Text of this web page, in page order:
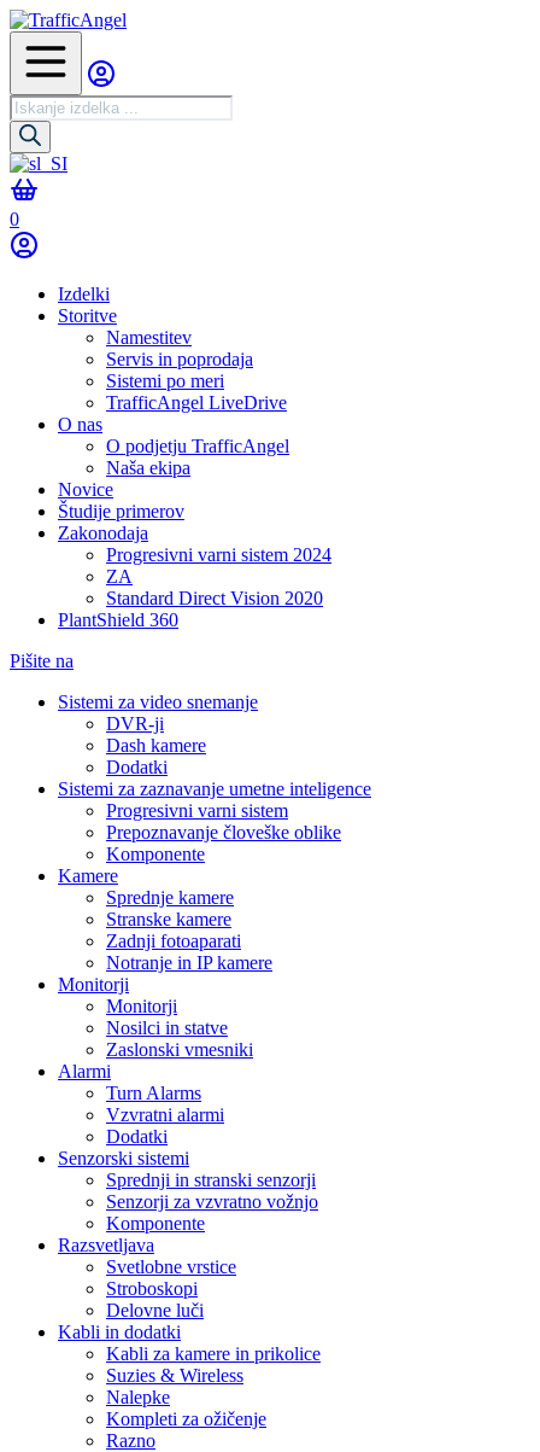
Iskanje
izdelkov
0
Izdelki
Storitve
Namestitev
Servis in poprodaja
Sistemi po meri
TrafficAngel LiveDrive
O nas
O podjetju TrafficAngel
Naša ekipa
Novice
Študije primerov
Zakonodaja
Progresivni varni sistem 2024
ZA
Standard Direct Vision 2020
PlantShield 360
Pišite na
Sistemi za video snemanje
DVR-ji
Dash kamere
Dodatki
Sistemi za zaznavanje umetne inteligence
Progresivni varni sistem
Prepoznavanje človeške oblike
Komponente
Kamere
Sprednje kamere
Stranske kamere
Zadnji fotoaparati
Notranje in IP kamere
Monitorji
Monitorji
Nosilci in statve
Zaslonski vmesniki
Alarmi
Turn Alarms
Vzvratni alarmi
Dodatki
Senzorski sistemi
Sprednji in stranski senzorji
Senzorji za vzvratno vožnjo
Komponente
Razsvetljava
Svetlobne vrstice
Stroboskopi
Delovne luči
Kabli in dodatki
Kabli za kamere in prikolice
Suzies & Wireless
Nalepke
Kompleti za ožičenje
Razno